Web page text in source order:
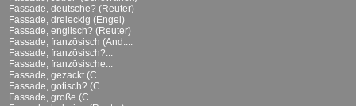
Fassade, deutsche? (Reuter)
Fassade, dreieckig (Engel)
Fassade, englisch? (Reuter)
Fassade, französisch (And....
Fassade, französisch?...
Fassade, französische...
Fassade, gezackt (C....
Fassade, gotisch? (C....
Fassade, große (C....